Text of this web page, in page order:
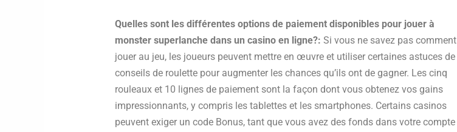
Quelles sont les différentes options de paiement disponibles pour jouer à
monster superlanche dans un casino en ligne?: Si vous ne savez pas comment
jouer au jeu, les joueurs peuvent mettre en œuvre et utiliser certaines astuces de
conseils de roulette pour augmenter les chances qu’ils ont de gagner. Les cinq
rouleaux et 10 lignes de paiement sont la façon dont vous obtenez vos gains
impressionnants, y compris les tablettes et les smartphones. Certains casinos
peuvent exiger un code Bonus, tant que vous avez des fonds dans votre compte